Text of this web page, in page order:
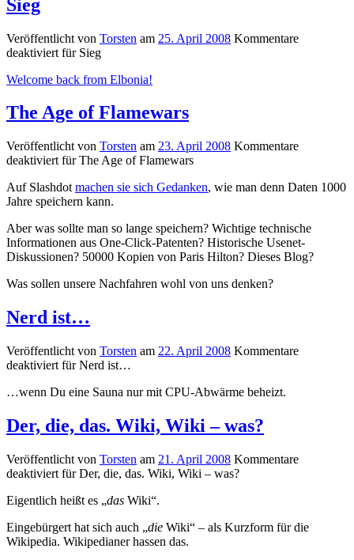
Sieg
Veröffentlicht von Torsten am 25. April 2008 Kommentare
deaktiviert für Sieg
Welcome back from Elbonia!
The Age of Flamewars
Veröffentlicht von Torsten am 23. April 2008 Kommentare
deaktiviert für The Age of Flamewars
Auf Slashdot machen sie sich Gedanken, wie man denn Daten 1000
Jahre speichern kann.
Aber was sollte man so lange speichern? Wichtige technische
Informationen aus One-Click-Patenten? Historische Usenet-
Diskussionen? 50000 Kopien von Paris Hilton? Dieses Blog?
Was sollen unsere Nachfahren wohl von uns denken?
Nerd ist…
Veröffentlicht von Torsten am 22. April 2008 Kommentare
deaktiviert für Nerd ist…
…wenn Du eine Sauna nur mit CPU-Abwärme beheizt.
Der, die, das. Wiki, Wiki – was?
Veröffentlicht von Torsten am 21. April 2008 Kommentare
deaktiviert für Der, die, das. Wiki, Wiki – was?
Eigentlich heißt es „das Wiki“.
Eingebürgert hat sich auch „die Wiki“ – als Kurzform für die
Wikipedia. Wikipedianer hassen das.